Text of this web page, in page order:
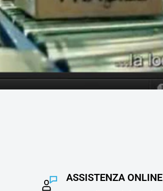
ASSISTENZA ONLINE